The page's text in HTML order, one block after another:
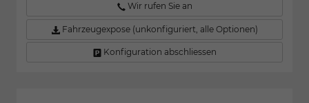
Wir rufen Sie an
Fahrzeugexpose (unkonfiguriert, alle Optionen)
Konfiguration abschliessen